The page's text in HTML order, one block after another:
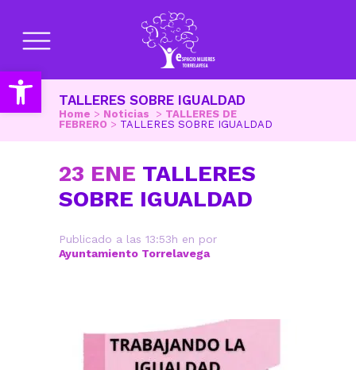
Abrir barra de herramientas
TALLERES SOBRE IGUALDAD
Home > Noticias > TALLERES DE
FEBRERO > TALLERES SOBRE IGUALDAD
23 ENE TALLERES
SOBRE IGUALDAD
Publicado a las 13:53h en por
Ayuntamiento Torrelavega